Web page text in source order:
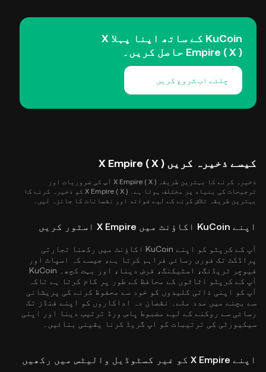
KuCoin کے ساتھ اپنا پہلا X
Empire ( X ) حاصل کریں۔
چلئے اب شروع کریں
کیسے ذخیرہ کریں X Empire ( X )
ذخیرہ کرنے کا بہترین طریقہ X Empire ( X ) آپ کی ضروریات اور
ترجیحات کی بنیاد پر مختلف ہوتا ہے۔ X Empire ( X ) کو ذخیرہ کرنے کا
بہترین طریقہ تلاش کرنے کے لیے فوائد اور نقصانات کا جائزہ لیں۔
اپنے KuCoin اکاؤنٹ میں X Empire اسٹور کریں
آپ کے کرپٹو کو اپنے KuCoin اکاؤنٹ میں رکھنا تجارتی
پراڈکٹ تک فوری رسائی فراہم کرتا ہے، جیسے کہ اسپاٹ اور
فیوچر ٹریڈنگ، اسٹیکنگ، قرض دینا، اور بہت کچھ۔ KuCoin
آپ کے کرپٹو اثاثوں کے محافظ کے طور پر کام کرتا ہے تاکہ
آپ کو اپنی ذاتی کلیدوں کو خود سے محفوظ کرنے کی پریشانی
سے بچنے میں مدد ملے۔ نقصان دہ اداکاروں کو اپنے فنڈز تک
رسائی سے روکنے کے لیے مضبوط پاس ورڈ ترتیب دینا اور اپنی
سیکیورٹی کی ترتیبات کو اپ گریڈ کرنا یقینی بنائیں۔
اپنے X Empire کو غیر کسٹوڈیل والیٹس میں رکھیں